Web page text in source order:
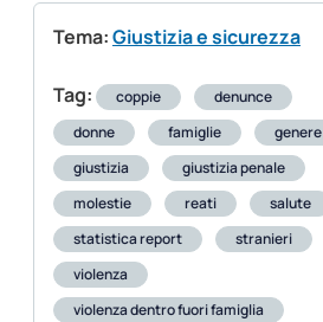
Tema:Giustizia e sicurezza
Tag: coppie
denunce
donne
famiglie
genere
giustizia
giustizia penale
molestie
reati
salute
statistica report
stranieri
violenza
violenza dentro fuori famiglia